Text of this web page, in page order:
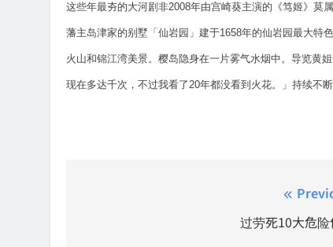
这些年最夯的大河剧非2008年由宫崎葵主演的《笃姬》莫
藩主岛津家的别墅「仙岩园」建于1658年的仙岩园最大特
火山和锦江湾美景。樱岛隐身在一片雾气水烟中。导览黄
现在多达千次，不过我看了20年都没看到火花。」持续不
过劳死10大危